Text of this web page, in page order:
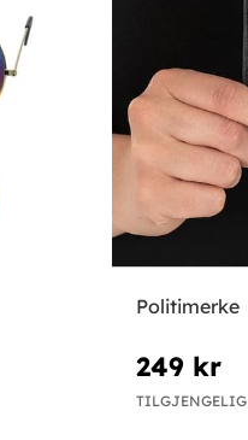
Politimerke
249 kr
TILGJENGELIG